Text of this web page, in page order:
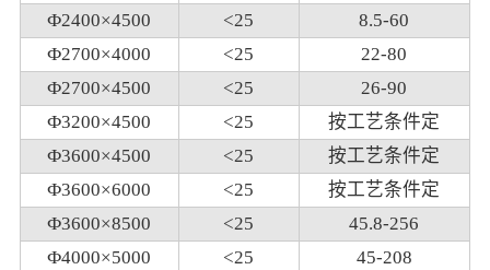
Ф2400×4500
<25
8.5-60
Ф2700×4000
<25
22-80
Ф2700×4500
<25
26-90
Ф3200×4500
<25
按工艺条件定
Ф3600×4500
<25
按工艺条件定
Ф3600×6000
<25
按工艺条件定
Ф3600×8500
<25
45.8-256
Ф4000×5000
<25
45-208